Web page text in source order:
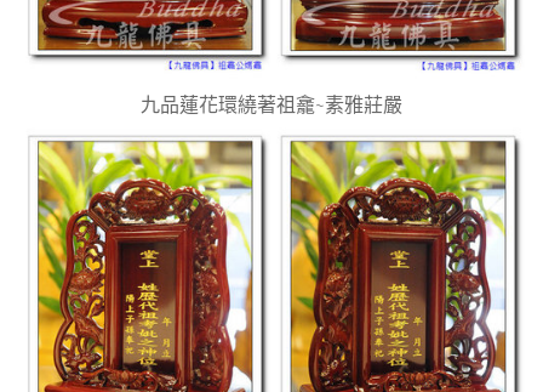
九品蓮花環繞著祖龕~素雅莊嚴